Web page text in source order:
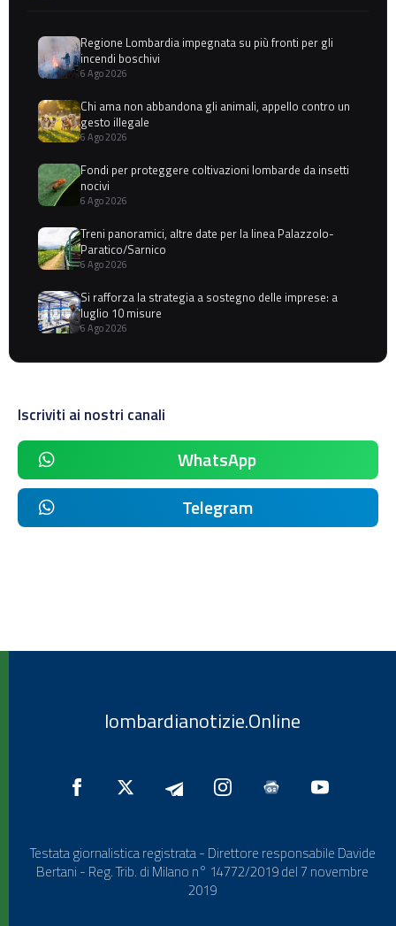
Regione Lombardia impegnata su più fronti per gli
incendi boschivi
6 Ago 2026
Chi ama non abbandona gli animali, appello contro un
gesto illegale
6 Ago 2026
Fondi per proteggere coltivazioni lombarde da insetti
nocivi
6 Ago 2026
Treni panoramici, altre date per la linea Palazzolo-
Paratico/Sarnico
6 Ago 2026
Si rafforza la strategia a sostegno delle imprese: a
luglio 10 misure
6 Ago 2026
Iscriviti ai nostri canali
WhatsApp
Telegram
lombardianotizie.Online
Testata giornalistica registrata - Direttore responsabile Davide
Bertani - Reg. Trib. di Milano n° 14772/2019 del 7 novembre
2019